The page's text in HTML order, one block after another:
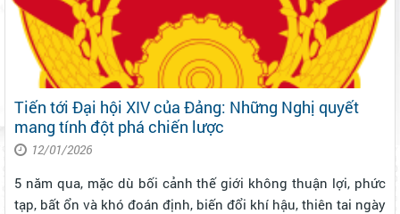
Tiến tới Đại hội XIV của Đảng: Những Nghị quyết
mang tính đột phá chiến lược
12/01/2026
5 năm qua, mặc dù bối cảnh thế giới không thuận lợi, phức
tạp, bất ổn và khó đoán định, biến đổi khí hậu, thiên tai ngày